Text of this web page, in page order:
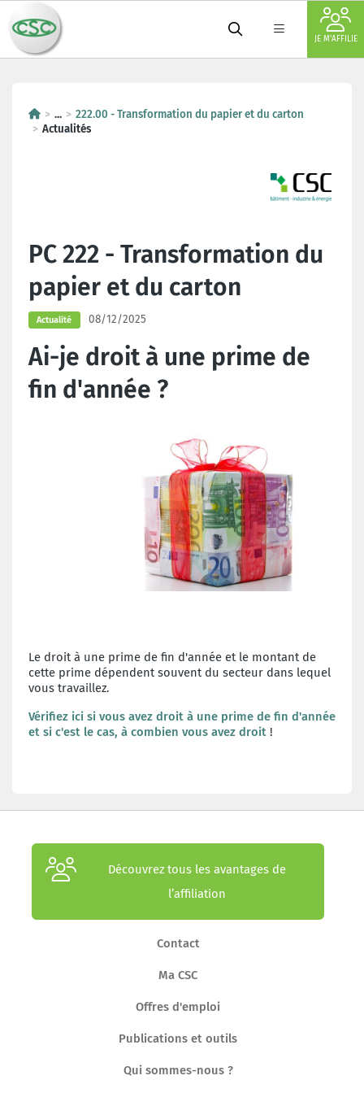
JE M'AFFILIE
...
222.00 - Transformation du papier et du carton
Actualités
PC 222 - Transformation du
papier et du carton
Actualité 08/12/2025
Ai-je droit à une prime de
fin d'année ?
Le droit à une prime de fin d'année et le montant de
cette prime dépendent souvent du secteur dans lequel
vous travaillez.
Vérifiez ici si vous avez droit à une prime de fin d'année
et si c'est le cas, à combien vous avez droit !
Découvrez tous les avantages de
l’affiliation
Contact
Ma CSC
Offres d'emploi
Publications et outils
Qui sommes-nous ?